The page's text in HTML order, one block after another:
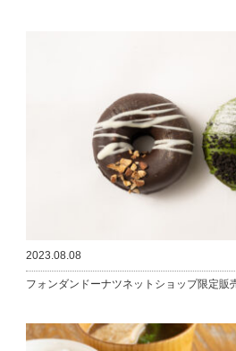
2023.08.08
フォンダンドーナツネットショップ限定販